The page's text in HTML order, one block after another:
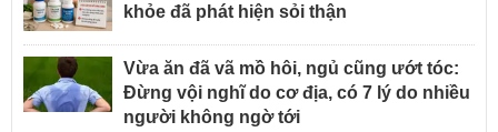
khỏe đã phát hiện sỏi thận
Vừa ăn đã vã mồ hôi, ngủ cũng ướt tóc:
Đừng vội nghĩ do cơ địa, có 7 lý do nhiều
người không ngờ tới